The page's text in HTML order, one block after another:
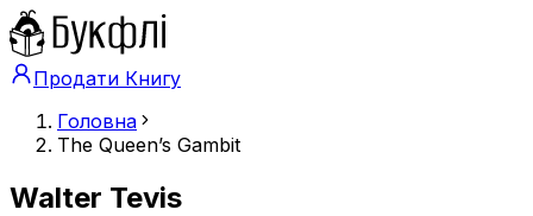
Продати Книгу
Головна
The Queen’s Gambit
Walter Tevis